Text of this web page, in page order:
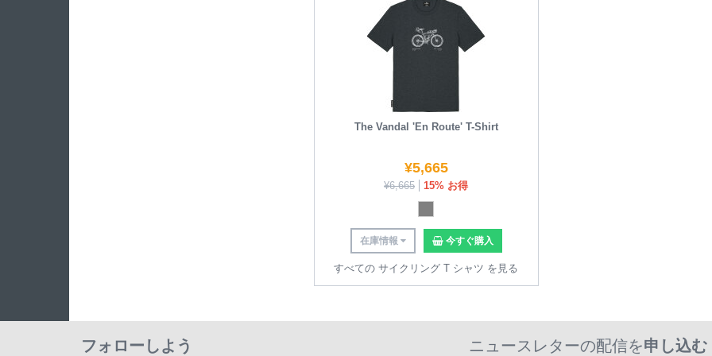
The Vandal 'En Route' T-Shirt
¥5,665
¥6,665 15% お得
在庫情報 今すぐ購入
すべての サイクリング T シャツ を見る
フォローしよう ニュースレターの配信を申し込む